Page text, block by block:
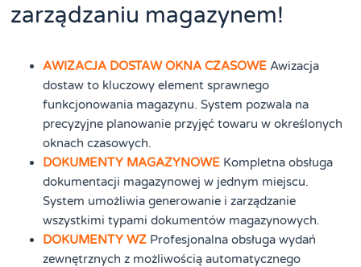
zarządzaniu magazynem!
AWIZACJA DOSTAW OKNA CZASOWE Awizacja
dostaw to kluczowy element sprawnego
funkcjonowania magazynu. System pozwala na
precyzyjne planowanie przyjęć towaru w określonych
oknach czasowych.
DOKUMENTY MAGAZYNOWE Kompletna obsługa
dokumentacji magazynowej w jednym miejscu.
System umożliwia generowanie i zarządzanie
wszystkimi typami dokumentów magazynowych.
DOKUMENTY WZ Profesjonalna obsługa wydań
zewnętrznych z możliwością automatycznego